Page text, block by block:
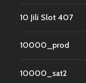
10 Jili Slot 407
10000_prod
10000_sat2